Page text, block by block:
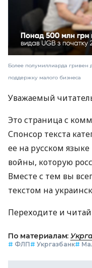
Более полумиллиарда гривен
поддержку малого бизнеса
Уважаемый
Это страница с
Спонсор текста
ее на русском
войны, которую
Вместе с тем вы
текстом на
Переходите и
По материалам:
# ФЛП# Укргазбанк#